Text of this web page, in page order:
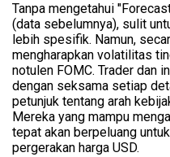
Tanpa mengetahui
(data sebelumnya), sulit
lebih spesifik. Namun,
mengharapkan volatilitas
notulen FOMC. Trader dan
dengan seksama setiap
petunjuk tentang arah
Mereka yang mampu
tepat akan berpeluang
pergerakan harga USD.